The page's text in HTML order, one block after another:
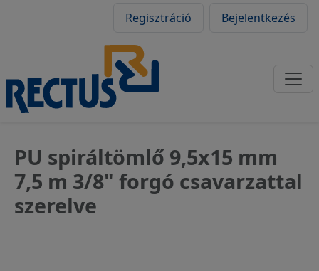
Felhasználói fiókRegisztráció Bejelentkezés
PU spiráltömlő 9,5x15 mm
7,5 m 3/8" forgó csavarzattal
szerelve